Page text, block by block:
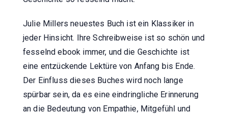
Julie Millers neuestes Buch ist ein Klassiker in
jeder Hinsicht. Ihre Schreibweise ist so schön und
fesselnd ebook immer, und die Geschichte ist
eine entzückende Lektüre von Anfang bis Ende.
Der Einfluss dieses Buches wird noch lange
spürbar sein, da es eine eindringliche Erinnerung
an die Bedeutung von Empathie, Mitgefühl und